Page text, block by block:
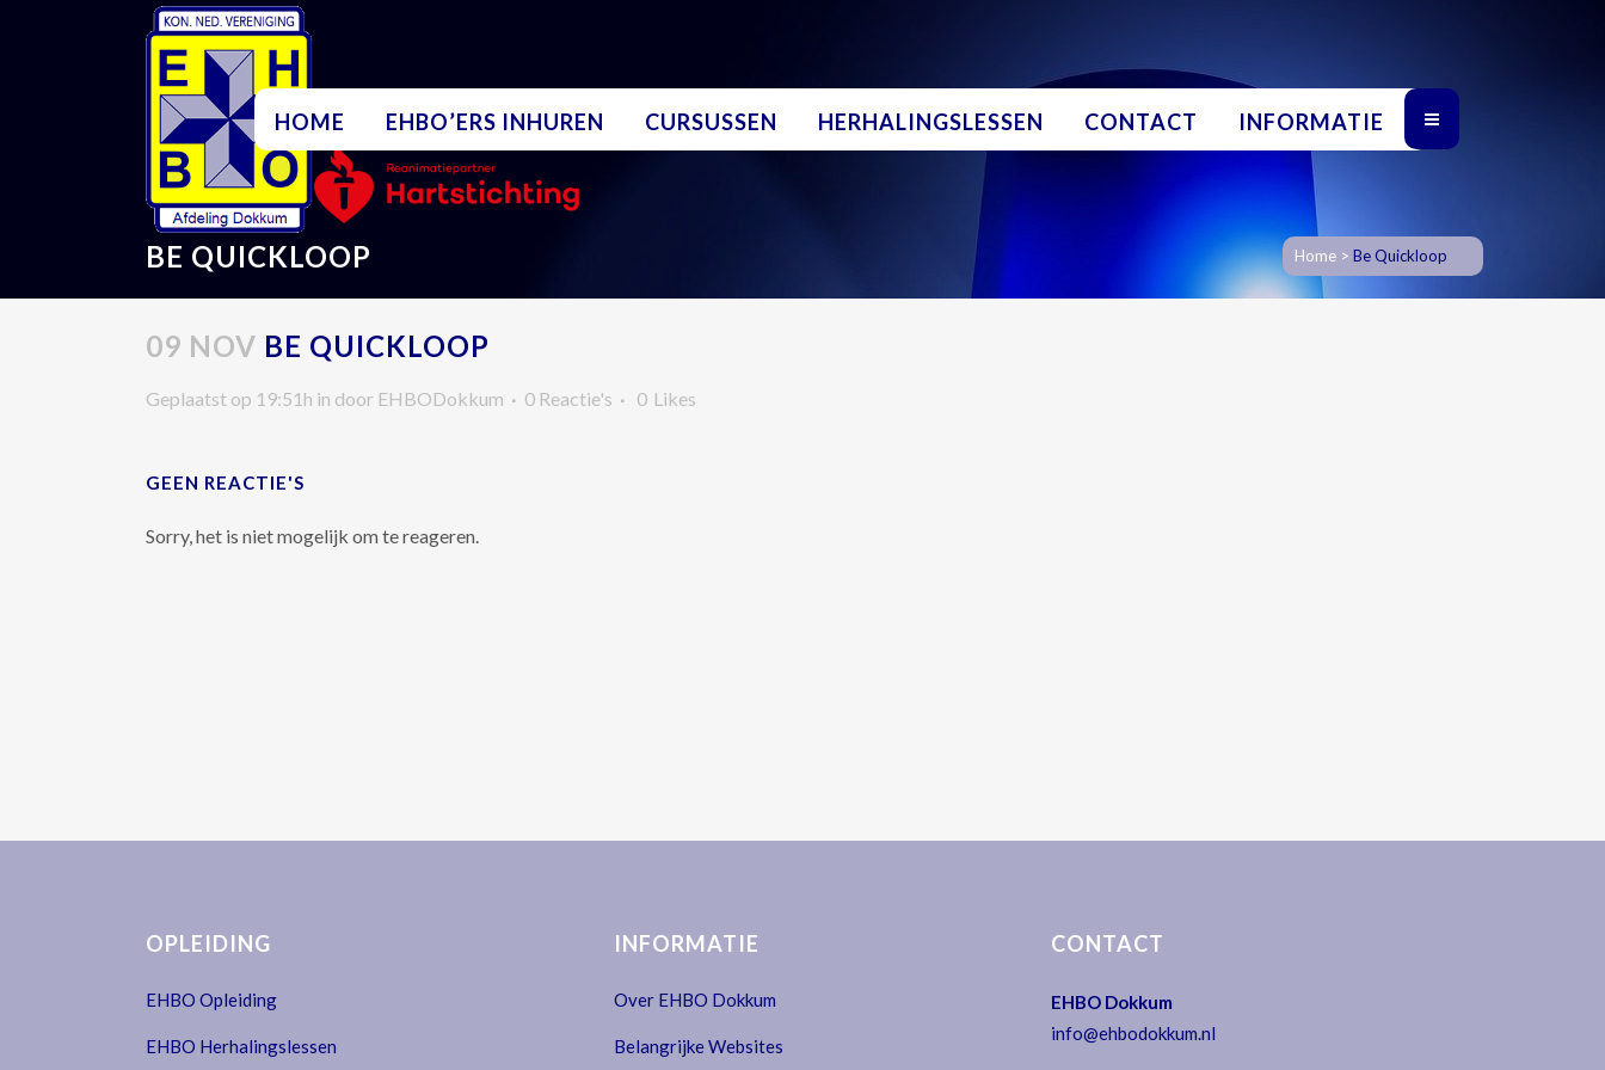
HOME EHBO’ERS INHUREN CURSUSSEN HERHALINGSLESSEN CONTACT INFORMATIE
BE QUICKLOOP Home > Be Quickloop
09 NOV BE QUICKLOOP
Geplaatst op 19:51h in door EHBODokkum 0 Reactie's 0 Likes
GEEN REACTIE'S
Sorry, het is niet mogelijk om te reageren.
OPLEIDING
EHBO Opleiding
EHBO Herhalingslessen
INFORMATIE
Over EHBO Dokkum
Belangrijke Websites
CONTACT
EHBO Dokkum
info@ehbodokkum.nl